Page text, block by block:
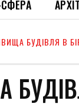
СФЕРА
БУДІВЛЯ В